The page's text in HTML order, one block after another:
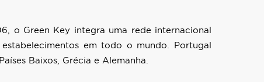
o Green Key integra uma rede internacional
em todo o mundo. Portugal
Baixos, Grécia e Alemanha.